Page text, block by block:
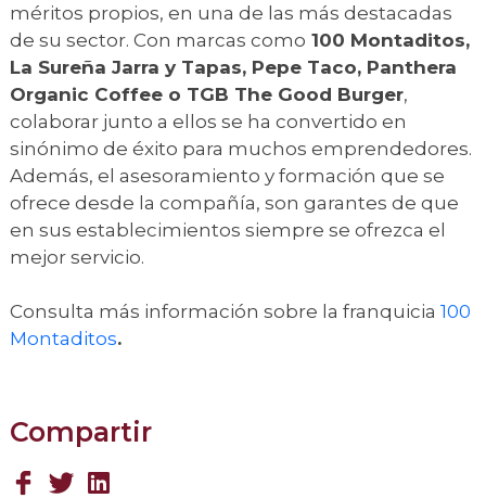
méritos propios, en una de las más destacadas
de su sector. Con marcas como 100 Montaditos,
La Sureña Jarra y Tapas, Pepe Taco, Panthera
Organic Coffee o TGB The Good Burger,
colaborar junto a ellos se ha convertido en
sinónimo de éxito para muchos emprendedores.
Además, el asesoramiento y formación que se
ofrece desde la compañía, son garantes de que
en sus establecimientos siempre se ofrezca el
mejor servicio.
Consulta más información sobre la franquicia 100
Montaditos.
Compartir